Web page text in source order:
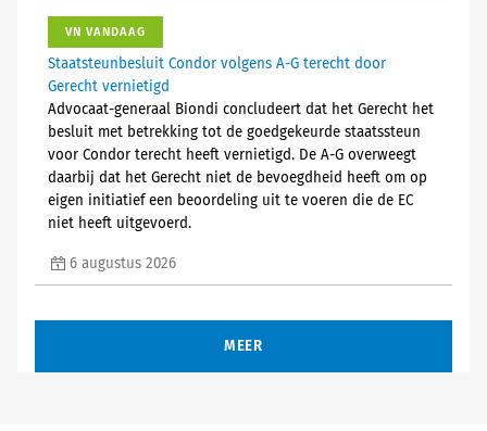
VN VANDAAG
Staatsteunbesluit Condor volgens A-G terecht door
Gerecht vernietigd
Advocaat-generaal Biondi concludeert dat het Gerecht het
besluit met betrekking tot de goedgekeurde staatssteun
voor Condor terecht heeft vernietigd. De A-G overweegt
daarbij dat het Gerecht niet de bevoegdheid heeft om op
eigen initiatief een beoordeling uit te voeren die de EC
niet heeft uitgevoerd.
6 augustus 2026
MEER